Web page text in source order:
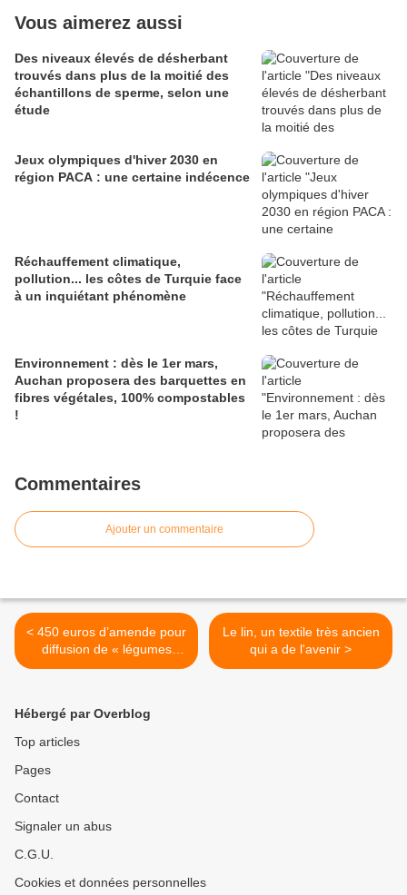
Vous aimerez aussi
Des niveaux élevés de désherbant
trouvés dans plus de la moitié des
échantillons de sperme, selon une
étude
Jeux olympiques d'hiver 2030 en
région PACA : une certaine indécence
Réchauffement climatique,
pollution... les côtes de Turquie face
à un inquiétant phénomène
Environnement : dès le 1er mars,
Auchan proposera des barquettes en
fibres végétales, 100% compostables
!
Commentaires
Ajouter un commentaire
< 450 euros d’amende pour
diffusion de « légumes
clandestins »
Le lin, un textile très ancien
qui a de l'avenir >
Hébergé par Overblog
Top articles
Pages
Contact
Signaler un abus
C.G.U.
Cookies et données personnelles